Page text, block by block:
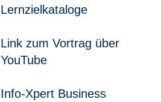
Lernzielkataloge
Link zum Vortrag über
YouTube
Info-Xpert Business